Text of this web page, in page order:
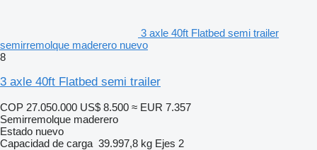
3 axle 40ft Flatbed semi trailer
semirremolque maderero nuevo
8
3 axle 40ft Flatbed semi trailer
COP 27.050.000 US$ 8.500 ≈ EUR 7.357
Semirremolque maderero
Estado nuevo
Capacidad de carga 39.997,8 kg Ejes 2